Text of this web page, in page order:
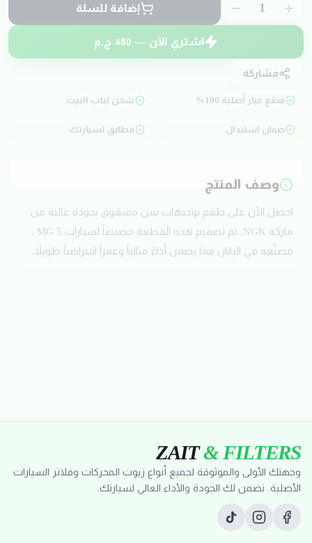
1 إضافة للسلة
اشتري الآن — 480 ج.م
مشاركة
قطع غيار أصلية 100% شحن لباب البيت
ضمان استبدال مطابق لسيارتك
وصف المنتج
احصل الآن على طقم بوجيهات سن مشقوق بجودة عالية من
ماركة NGK. تم تصميم هذه القطعة خصيصاً لسيارات MG 5 .
مصنّعة في اليابان مما يضمن أداءً مثالياً وعمراً افتراضياً طويلاً.
ZAIT& FILTERS
وجهتك الأولى والموثوقة لجميع أنواع زيوت المحركات وفلاتر السيارات
الأصلية. نضمن لك الجودة والأداء العالي لسيارتك.